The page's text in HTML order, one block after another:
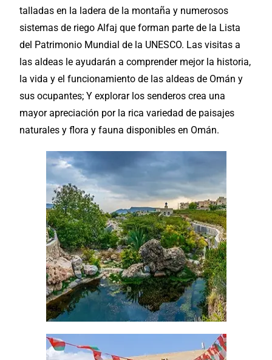
talladas en la ladera de la montaña y numerosos
sistemas de riego Alfaj que forman parte de la Lista
del Patrimonio Mundial de la UNESCO. Las visitas a
las aldeas le ayudarán a comprender mejor la historia,
la vida y el funcionamiento de las aldeas de Omán y
sus ocupantes; Yexplorarlos senderos crea una
mayor apreciación por la rica variedad de paisajes
naturales y flora y faunadisponibles en Omán.